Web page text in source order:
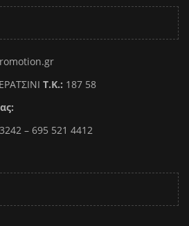
Τ.Κ.: 187 58
– 695 521 4412